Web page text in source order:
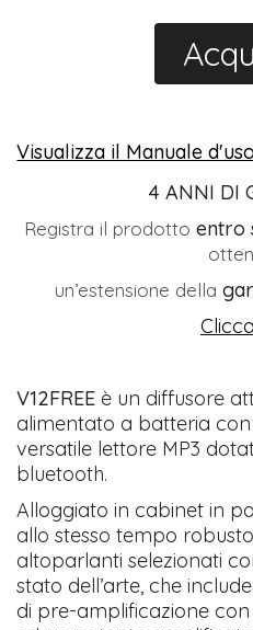
Visualizza il Manuale
4 ANNI DI
Registra il prodotto entro
un’estensione della
V12FREE è un diffusore
alimentato a batteria
versatile lettore MP3
bluetooth.
Alloggiato in cabinet in
allo stesso tempo
altoparlanti selezionati
stato dell’arte, che
di pre-amplificazione